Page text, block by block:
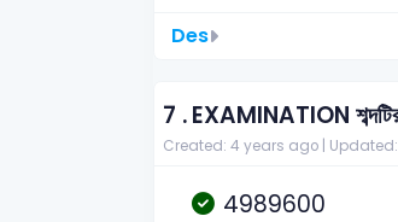
Des
7 .EXAMINATION শব্দটির
Created: 4 years ago |
4989600